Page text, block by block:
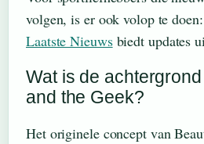
volgen, is er ook volop te doen:
Laatste Nieuwsbiedt updates
Wat is de
and the Geek?
Het originele concept van